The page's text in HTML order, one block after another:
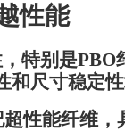
性能
特别是PBO
和尺寸稳定
超性能纤维，